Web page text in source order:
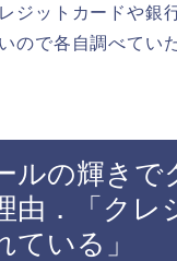
ジットカードや銀
ので各自調べてい
ルの輝きで
由．「クレ
ている」